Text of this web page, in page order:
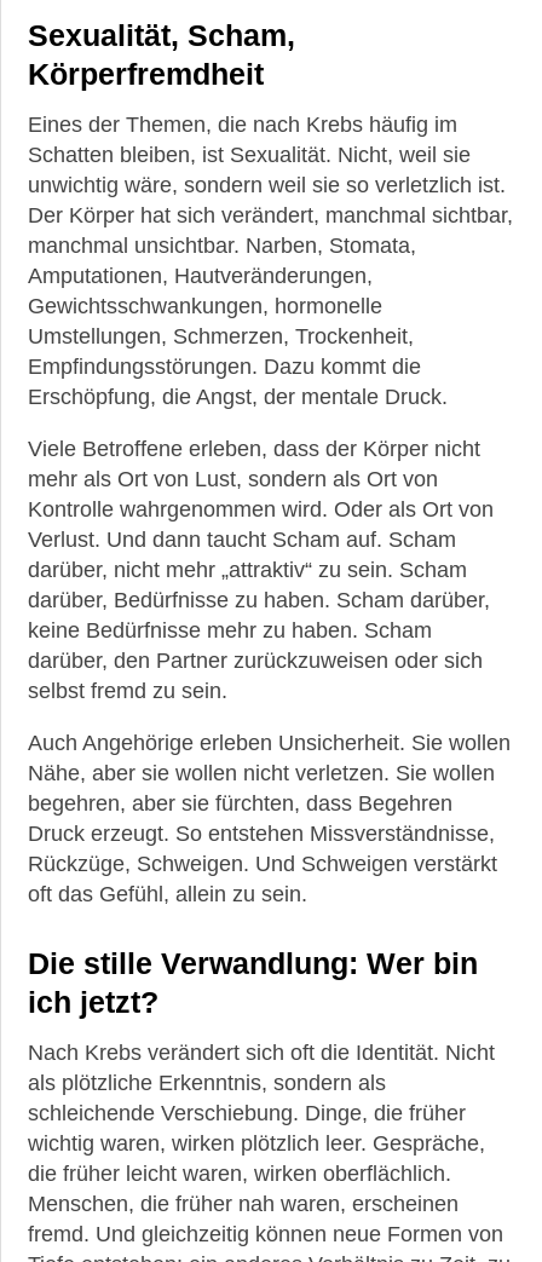
Sexualität, Scham,
Körperfremdheit
Eines der Themen, die nach Krebs häufig im
Schatten bleiben, ist Sexualität. Nicht, weil sie
unwichtig wäre, sondern weil sie so verletzlich ist.
Der Körper hat sich verändert, manchmal sichtbar,
manchmal unsichtbar. Narben, Stomata,
Amputationen, Hautveränderungen,
Gewichtsschwankungen, hormonelle
Umstellungen, Schmerzen, Trockenheit,
Empfindungsstörungen. Dazu kommt die
Erschöpfung, die Angst, der mentale Druck.
Viele Betroffene erleben, dass der Körper nicht
mehr als Ort von Lust, sondern als Ort von
Kontrolle wahrgenommen wird. Oder als Ort von
Verlust. Und dann taucht Scham auf. Scham
darüber, nicht mehr „attraktiv“ zu sein. Scham
darüber, Bedürfnisse zu haben. Scham darüber,
keine Bedürfnisse mehr zu haben. Scham
darüber, den Partner zurückzuweisen oder sich
selbst fremd zu sein.
Auch Angehörige erleben Unsicherheit. Sie wollen
Nähe, aber sie wollen nicht verletzen. Sie wollen
begehren, aber sie fürchten, dass Begehren
Druck erzeugt. So entstehen Missverständnisse,
Rückzüge, Schweigen. Und Schweigen verstärkt
oft das Gefühl, allein zu sein.
Die stille Verwandlung: Wer bin
ich jetzt?
Nach Krebs verändert sich oft die Identität. Nicht
als plötzliche Erkenntnis, sondern als
schleichende Verschiebung. Dinge, die früher
wichtig waren, wirken plötzlich leer. Gespräche,
die früher leicht waren, wirken oberflächlich.
Menschen, die früher nah waren, erscheinen
fremd. Und gleichzeitig können neue Formen von